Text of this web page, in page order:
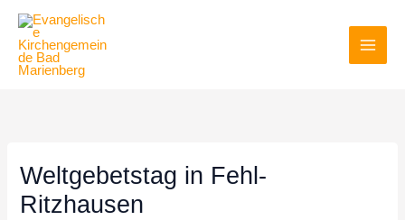
Inhalt
springen
Weltgebetstag in Fehl-
Ritzhausen